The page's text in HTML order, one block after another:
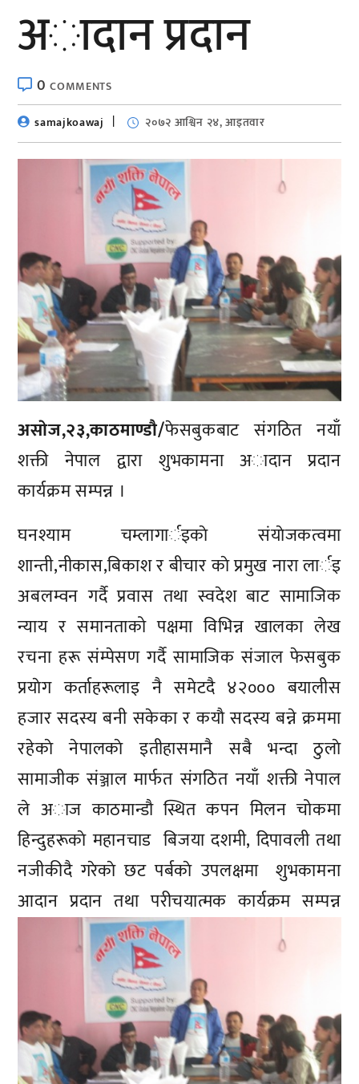
अादान प्रदान
0COMMENTS
samajkoawaj
२०७२ आश्विन २४, आइतवार
असाेज,२३,काठमाण्डाै/फेसबुकबाट संगठित नयाँ
शक्ती नेपाल द्वारा शुभकामना अादान प्रदान
कार्यक्रम सम्पन्न ।
घनश्याम चम्लागार्इकाे संयाेजकत्वमा
शान्ती,नीकास,बिकाश र बीचार काे प्रमुख नारा लार्इ
अबलम्वन गर्दै प्रवास तथा स्वदेश बाट सामाजिक
न्याय र समानताको पक्षमा विभिन्न खालका लेख
रचना हरू संम्पेसण गर्दै सामाजिक संजाल फेसबुक
प्रयाेग कर्ताहरूलाइ नै समेटदै ४२००० बयालीस
हजार सदस्य बनी सकेका र कयाै सदस्य बन्ने क्रममा
रहेकाे नेपालकाे इतीहासमानै सबै भन्दा ठुलाे
सामाजीक संञ्जाल मार्फत संगठित नयाँ शक्ती नेपाल
ले अाज काठमान्डौ स्थित कपन मिलन चोकमा
हिन्दुहरूकाे महानचाड बिजया दशमी, दिपावली तथा
नजीकीदै गरेकाे छट पर्बकाे उपलक्षमा शुभकामना
आदान प्रदान तथा परीचयात्मक कार्यक्रम सम्पन्न